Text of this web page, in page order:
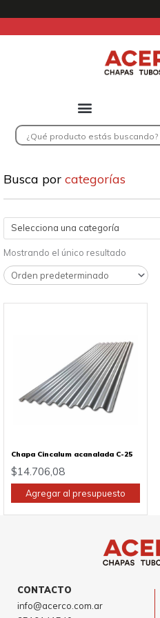
al
contenido
Search
...
Busca por categorías
Selecciona una categoría
Mostrando el único resultado
Chapa Cincalum acanalada C-25
$14.706,08
Agregar al presupuesto
CONTACTO
info@acerco.com.ar